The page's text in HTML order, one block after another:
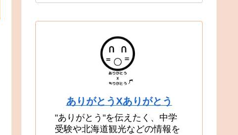
ありがとうXありがとう
"ありがとう"を伝えたく、中学
受験や北海道観光などの情報を